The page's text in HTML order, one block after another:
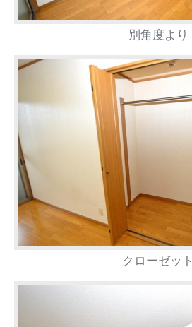
別角度より
クローゼット